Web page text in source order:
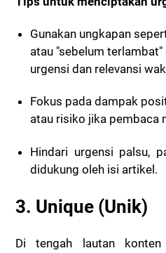
Gunakan ungkapan
atau "sebelum
urgensi dan relevansi
Fokus pada dampak
atau risiko jika pembaca
Hindari urgensi palsu,
didukung oleh isi artikel.
3. Unique (Unik)
Di tengah lautan